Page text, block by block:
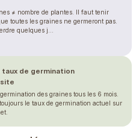
≠ nombre de plantes. Il faut tenir
toutes les graines ne germeront pas.
quelques j...
taux de germination
des graines tous les 6 mois.
le taux de germination actuel sur